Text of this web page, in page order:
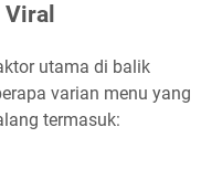
utama di balik
varian menu yang
termasuk: